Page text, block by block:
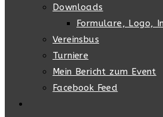
Downloads
Formulare, Logo,
Vereinsbus
Turniere
Mein Bericht zum Event
Facebook Feed